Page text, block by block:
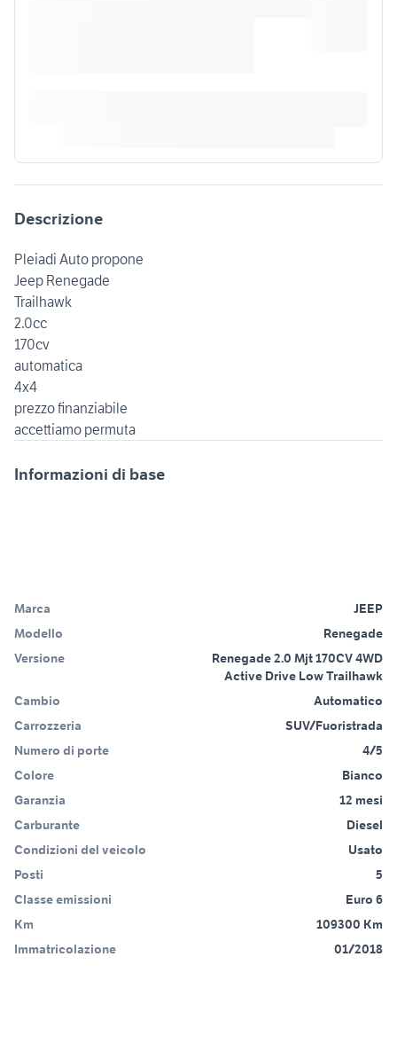
Descrizione
Pleiadi Auto propone
Jeep Renegade
Trailhawk
2.0cc
170cv
automatica
4x4
prezzo finanziabile
Informazioni di base
Marca
JEEP
Modello
Renegade
Versione
Renegade 2.0 Mjt 170CV 4WD
Active Drive Low Trailhawk
Cambio
Automatico
Carrozzeria
SUV/Fuoristrada
Numero di porte
4/5
Colore
Bianco
Garanzia
12 mesi
Carburante
Diesel
Condizioni del veicolo
Usato
Posti
5
Classe emissioni
Euro 6
Km
109300 Km
Immatricolazione
01/2018